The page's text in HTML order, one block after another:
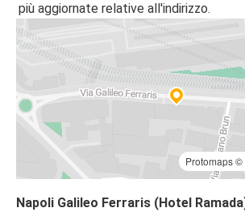
più aggiornate relative all'indirizzo.
Protomaps©
Napoli Galileo Ferraris (Hotel